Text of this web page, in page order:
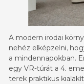
A modern irodai
nehéz elképzelni,
a mindennapokban.
egy VR-túrát a 4.
terek praktikus